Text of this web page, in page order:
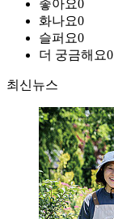
좋아요0
화나요0
슬퍼요0
더 궁금해요0
최신뉴스